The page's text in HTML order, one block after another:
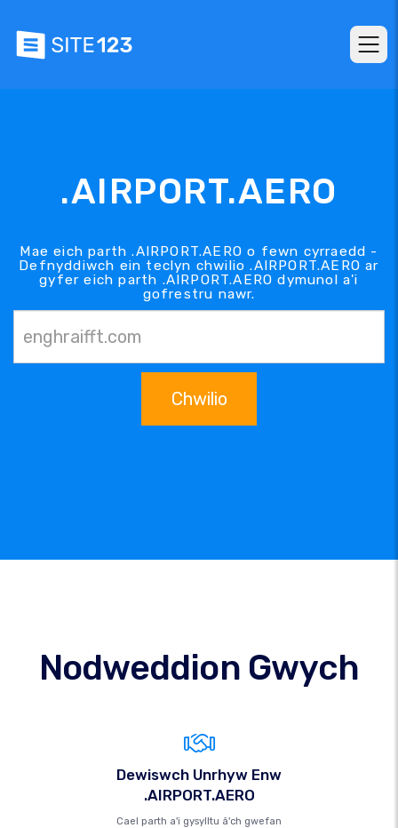
.AIRPORT.AERO
Mae eich parth .AIRPORT.AERO o fewn cyrraedd -
Defnyddiwch ein teclyn chwilio .AIRPORT.AERO ar
gyfer eich parth .AIRPORT.AERO dymunol a'i
gofrestru nawr.
Chwilio
Nodweddion Gwych
Dewiswch Unrhyw Enw
.AIRPORT.AERO
Cael parth a'i gysylltu â'ch gwefan